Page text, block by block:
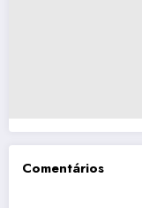
Comentários